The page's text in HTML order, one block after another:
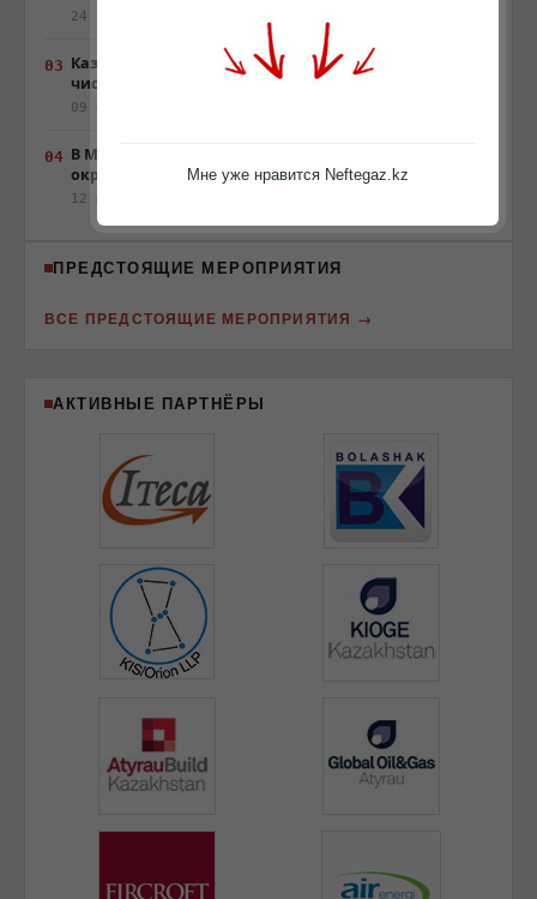
24 апреля 2015, 15:27
КазМунайГаз не планирует снижать зарплаты и
численность сотрудников
09 февраля 2015, 18:00
В Мангистау трое мужчин увезли мальчика на
окраину села и ограбили его
12 мая 2015, 13:42
ПРЕДСТОЯЩИЕ МЕРОПРИЯТИЯ
ВСЕ ПРЕДСТОЯЩИЕ МЕРОПРИЯТИЯ
АКТИВНЫЕ ПАРТНЁРЫ
Мне уже нравится Neftegaz.kz